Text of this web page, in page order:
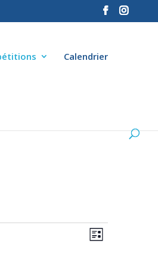
Calendrier
Liste